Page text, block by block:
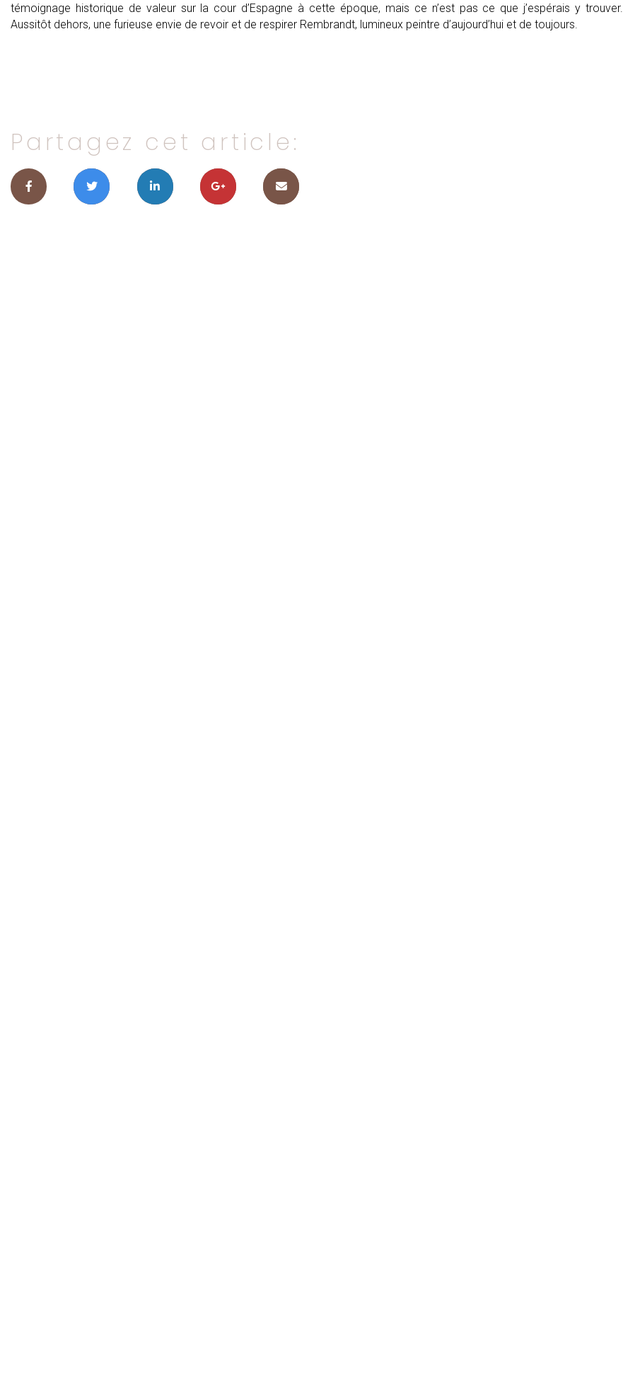
témoignage historique de valeur sur la cour d’Espagne à cette époque, mais ce n’est pas ce que j’espérais y trouver.
Aussitôt dehors, une furieuse envie de revoir et de respirer Rembrandt, lumineux peintre d’aujourd’hui et de toujours.
Partagez cet article: